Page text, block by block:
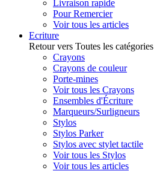
Livraison rapide
Pour Remercier
Voir tous les articles
Ecriture
Retour vers Toutes les catégories
Crayons
Crayons de couleur
Porte-mines
Voir tous les Crayons
Ensembles d'Écriture
Marqueurs/Surligneurs
Stylos
Stylos Parker
Stylos avec stylet tactile
Voir tous les Stylos
Voir tous les articles